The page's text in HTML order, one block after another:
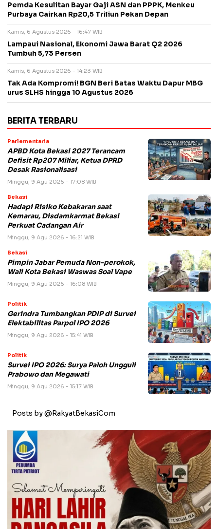
Pemda Kesulitan Bayar Gaji ASN dan PPPK, Menkeu
Purbaya Cairkan Rp20,5 Triliun Pekan Depan
Kamis, 6 Agustus 2026 - 16:47 WIB
Lampaui Nasional, Ekonomi Jawa Barat Q2 2026
Tumbuh 5,73 Persen
Kamis, 6 Agustus 2026 - 14:23 WIB
Tak Ada Kompromi! BGN Beri Batas Waktu Dapur MBG
urus SLHS hingga 10 Agustus 2026
BERITA TERBARU
Parlementaria
APBD Kota Bekasi 2027 Terancam
Defisit Rp207 Miliar, Ketua DPRD
Desak Rasionalisasi
Minggu, 9 Agu 2026 - 17:08 WIB
Bekasi
Hadapi Risiko Kebakaran saat
Kemarau, Disdamkarmat Bekasi
Perkuat Cadangan Air
Minggu, 9 Agu 2026 - 16:21 WIB
Bekasi
Pimpin Jabar Pemuda Non-perokok,
Wali Kota Bekasi Waswas Soal Vape
Minggu, 9 Agu 2026 - 16:08 WIB
Politik
Gerindra Tumbangkan PDIP di Survei
Elektabilitas Parpol IPO 2026
Minggu, 9 Agu 2026 - 15:41 WIB
Politik
Survei IPO 2026: Surya Paloh Ungguli
Prabowo dan Megawati
Minggu, 9 Agu 2026 - 15:17 WIB
Posts by @RakyatBekasiCom